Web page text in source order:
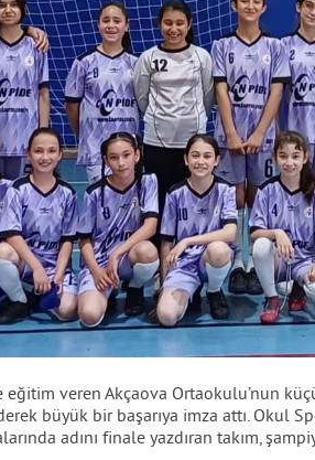
eğitim veren Akçaova Ortaokulu’nun
büyük bir başarıya imza attı. Okul
adını finale yazdıran takım,